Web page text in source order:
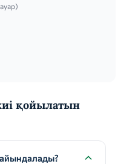
қойылатын